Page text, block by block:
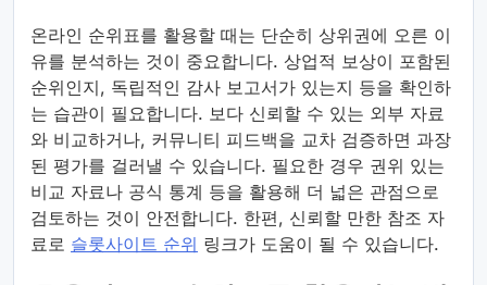
온라인 순위표를 활용할 때는 단순히 상위권에 오른 이
유를 분석하는 것이 중요합니다. 상업적 보상이 포함된
순위인지, 독립적인 감사 보고서가 있는지 등을 확인하
는 습관이 필요합니다. 보다 신뢰할 수 있는 외부 자료
와 비교하거나, 커뮤니티 피드백을 교차 검증하면 과장
된 평가를 걸러낼 수 있습니다. 필요한 경우 권위 있는
비교 자료나 공식 통계 등을 활용해 더 넓은 관점으로
검토하는 것이 안전합니다. 한편, 신뢰할 만한 참조 자
료로 슬롯사이트 순위 링크가 도움이 될 수 있습니다.